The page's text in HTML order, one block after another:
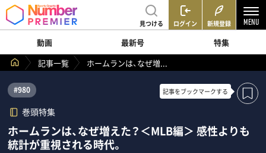
見つける ログイン 新規登録
動画 最新号
特集
記事一覧
ホームランは、なぜ増...
#980
巻頭特集
記事をブックマークする
ホームランは、なぜ増えた？＜MLB編＞ 感性よりも
統計が重視される時代。